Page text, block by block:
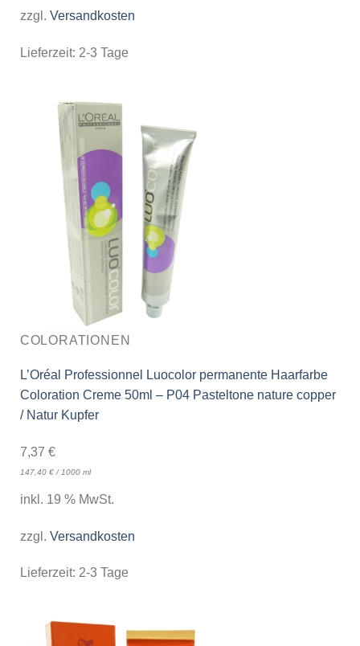
zzgl. Versandkosten
Lieferzeit: 2-3 Tage
COLORATIONEN
L’Oréal Professionnel Luocolor permanente Haarfarbe
Coloration Creme 50ml – P04 Pasteltone nature copper
/ Natur Kupfer
7,37 €
147,40 €/ 1000 ml
inkl. 19 % MwSt.
zzgl. Versandkosten
Lieferzeit: 2-3 Tage